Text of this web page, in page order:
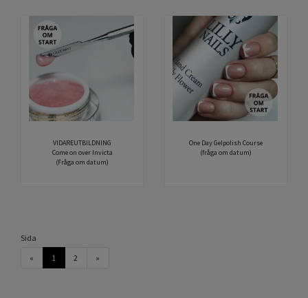
VIDAREUTBILDNING
Come on over Invicta
(Fråga om datum)
One Day Gelpolish Course
(fråga om datum)
Sida
«
1 2 »